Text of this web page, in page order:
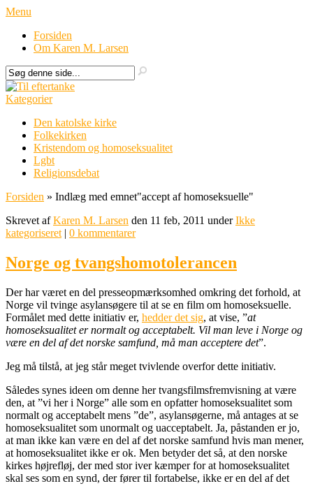
Menu
Forsiden
Om Karen M. Larsen
Kategorier
Den katolske kirke
Folkekirken
Kristendom og homoseksualitet
Lgbt
Religionsdebat
Forsiden » Indlæg med emnet"accept af homoseksuelle"
Skrevet afKaren M. Larsen den 11 feb, 2011 underIkke
kategoriseret | 0 kommentarer
Norge og tvangshomotolerancen
Der har været en del presseopmærksomhed omkring det forhold, at
Norge vil tvinge asylansøgere til at se en film om homoseksuelle.
Formålet med dette initiativ er, hedder det sig, at vise, ”at
homoseksualitet er normalt og acceptabelt. Vil man leve i Norge og
være en del af det norske samfund, må man acceptere det”.
Jeg må tilstå, at jeg står meget tvivlende overfor dette initiativ.
Således synes ideen om denne her tvangsfilmsfremvisning at være
den, at ”vi her i Norge” alle som en opfatter homoseksualitet som
normalt og acceptabelt mens ”de”, asylansøgerne, må antages at se
homoseksualitet som unormalt og uacceptabelt. Ja, påstanden er jo,
at man ikke kan være en del af det norske samfund hvis man mener,
at homoseksualitet ikke er ok. Men betyder det så, at den norske
kirkes højrefløj, der med stor iver kæmper for at homoseksualitet
skal ses som en synd, der fører til fortabelse, ikke er en del af det